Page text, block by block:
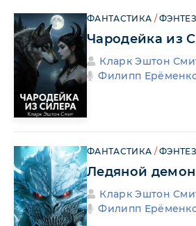
ФАНТАСТИКА /
Чародейка из
Кларк Эштон
Филипп
ФАНТАСТИКА /
Ледяной демон
Кларк Эштон
Филипп